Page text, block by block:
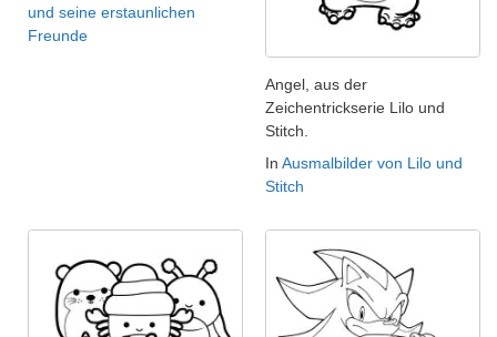
und seine erstaunlichen
Freunde
Angel, aus der
Zeichentrickserie Lilo und
Stitch.
In Ausmalbilder von Lilo und
Stitch